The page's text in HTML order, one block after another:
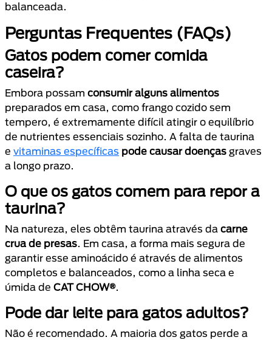
balanceada.
Perguntas Frequentes (FAQs)
Gatos podem comer comida
caseira?
Embora possam consumir alguns alimentos
preparados em casa, como frango cozido sem
tempero, é extremamente difícil atingir o equilíbrio
de nutrientes essenciais sozinho. A falta de taurina
e vitaminas específicas pode causar doenças graves
a longo prazo.
O que os gatos comem para repor a
taurina?
Na natureza, eles obtêm taurina através da carne
crua de presas. Em casa, a forma mais segura de
garantir esse aminoácido é através de alimentos
completos e balanceados, como a linha seca e
úmida de CAT CHOW®.
Pode dar leite para gatos adultos?
Não é recomendado. A maioria dos gatos perde a